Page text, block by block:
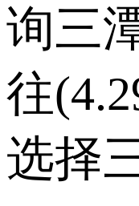
询三
往
选择